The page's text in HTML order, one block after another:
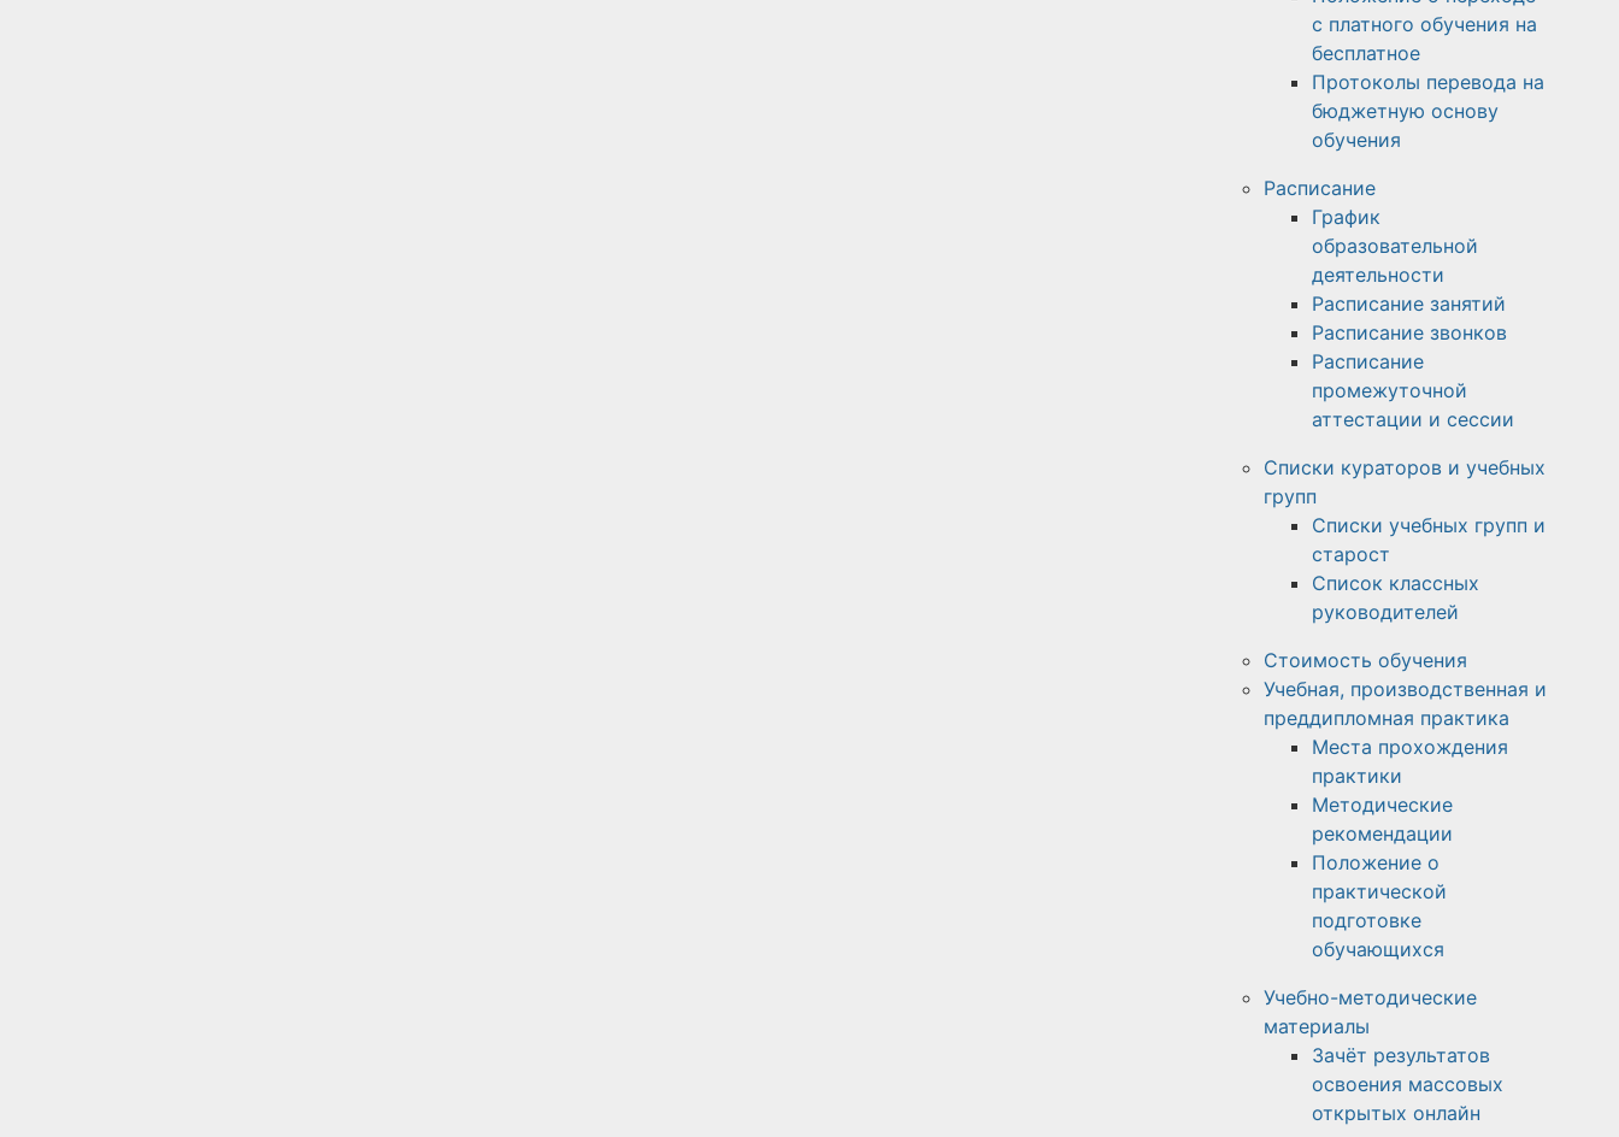
с платного обучения на
бесплатное
Протоколы перевода на
бюджетную основу
обучения
Расписание
График
образовательной
деятельности
Расписание занятий
Расписание звонков
Расписание
промежуточной
аттестации и сессии
Списки кураторов и учебных
групп
Списки учебных групп и
старост
Список классных
руководителей
Стоимость обучения
Учебная, производственная и
преддипломная практика
Места прохождения
практики
Методические
рекомендации
Положение о
практической
подготовке
обучающихся
Учебно-методические
материалы
Зачёт результатов
освоения массовых
открытых онлайн